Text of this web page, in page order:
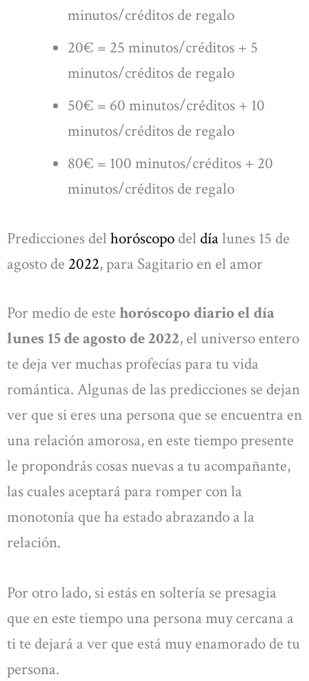
minutos/créditos de regalo
20€ = 25 minutos/créditos + 5
minutos/créditos de regalo
50€ = 60 minutos/créditos + 10
minutos/créditos de regalo
80€ = 100 minutos/créditos + 20
minutos/créditos de regalo
Predicciones del horóscopo del díalunes 15 de
agosto de 2022, para Sagitario en el amor
Por medio de este horóscopo diario el día
lunes 15 de agosto de 2022, el universo entero
te deja ver muchas profecías para tu vida
romántica. Algunas de las predicciones se dejan
ver que si eres una persona que se encuentra en
una relación amorosa, en este tiempo presente
le propondrás cosas nuevas a tu acompañante,
las cuales aceptará para romper con la
monotonía que ha estado abrazando a la
relación.
Por otro lado, si estás en soltería se presagia
que en este tiempo una persona muy cercana a
ti te dejará a ver que está muy enamorado de tu
persona.